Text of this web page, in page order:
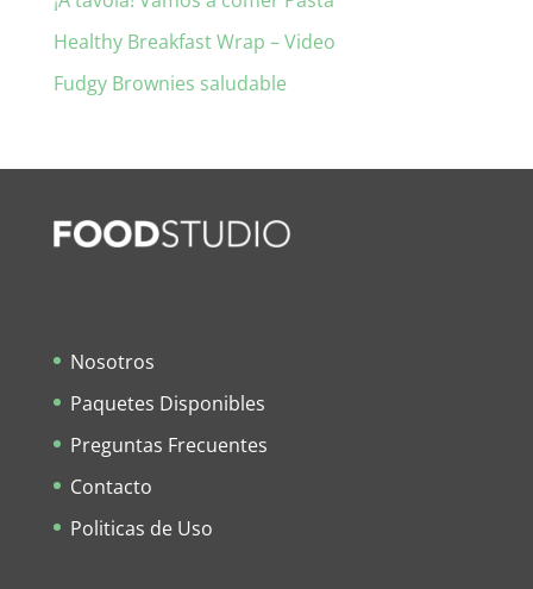
Healthy Breakfast Wrap – Video
Fudgy Brownies saludable
Nosotros
Paquetes Disponibles
Preguntas Frecuentes
Contacto
Politicas de Uso